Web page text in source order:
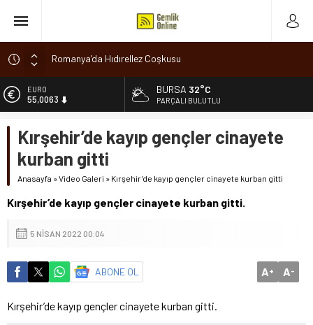
Park halindeki otomobil alev alev yandı
Osmangazi’de baharın müjdesi ‘Hıdırellez’ coşkuyla kutlandı
7 aylık hamileyken evden çıktı, sırra kadem bastı
EURO
55,0063
6.543,59
BİST
13.798,82
47,7010
BURSA 32°C
PARÇALI BULUTLU
Kırşehir’de kayıp gençler cinayete
kurban gitti
Anasayfa »Video Galeri » Kırşehir’de kayıp gençler cinayete kurban gitti
Kırşehir’de kayıp gençler cinayete kurban gitti.
5 NISAN 2022 00:04
ABONE OL A+ A-
Kırşehir’de kayıp gençler cinayete kurban gitti.